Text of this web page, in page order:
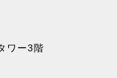
ワー3階